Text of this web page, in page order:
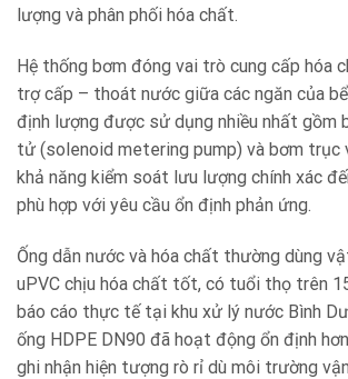
lượng và phân phối hóa chất.
Hệ thống bơm đóng vai trò cung cấp hóa
trợ cấp – thoát nước giữa các ngăn của
định lượng được sử dụng nhiều nhất gồm
tử (solenoid metering pump) và bơm trục
khả năng kiểm soát lưu lượng chính xác
phù hợp với yêu cầu ổn định phản ứng.
Ống dẫn nước và hóa chất thường dùng
uPVC chịu hóa chất tốt, có tuổi thọ trên
báo cáo thực tế tại khu xử lý nước Bình
ống HDPE DN90 đã hoạt động ổn định
ghi nhận hiện tượng rò rỉ dù môi trường